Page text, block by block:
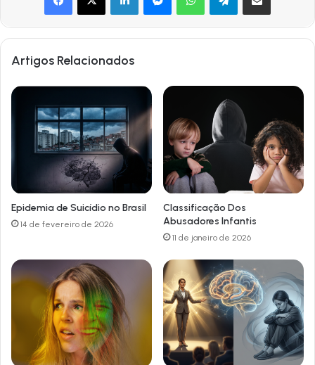
Artigos Relacionados
Epidemia de Suicídio no Brasil
14 de fevereiro de 2026
Classificação Dos
Abusadores Infantis
11 de janeiro de 2026